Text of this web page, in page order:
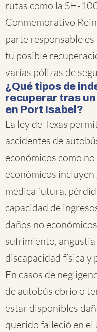
rutas como la SH-
Conmemorativo
parte responsable
tu posible
varias pólizas de
¿Qué tipos de
recuperar tras
en Port Isabel?
La ley de Texas
accidentes de
económicos como
económicos
médica futura,
capacidad de
daños no
sufrimiento,
discapacidad física y
En casos de
de autobús ebrio o
estar disponibles
querido falleció en